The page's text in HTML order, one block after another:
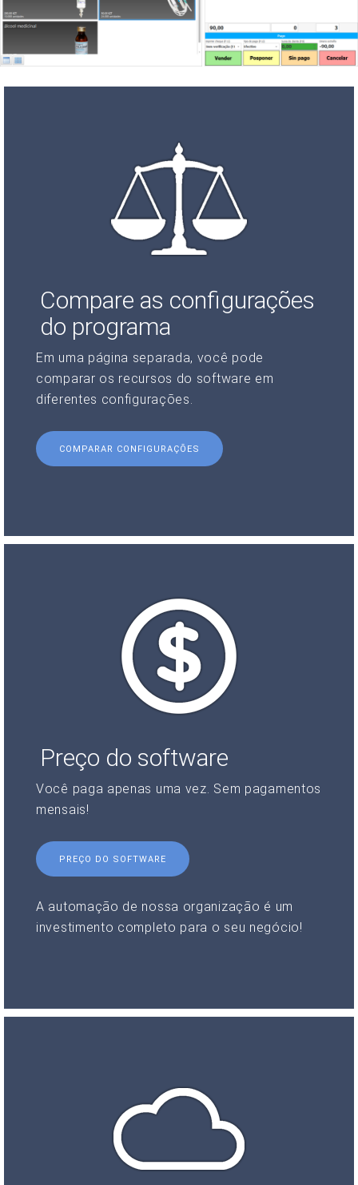
Compare as configurações
do programa
Em uma página separada, você pode
comparar os recursos do software em
diferentes configurações.
COMPARAR CONFIGURAÇÕES
Preço do software
Você paga apenas uma vez. Sem pagamentos
mensais!
PREÇO DO SOFTWARE
A automação de nossa organização é um
investimento completo para o seu negócio!